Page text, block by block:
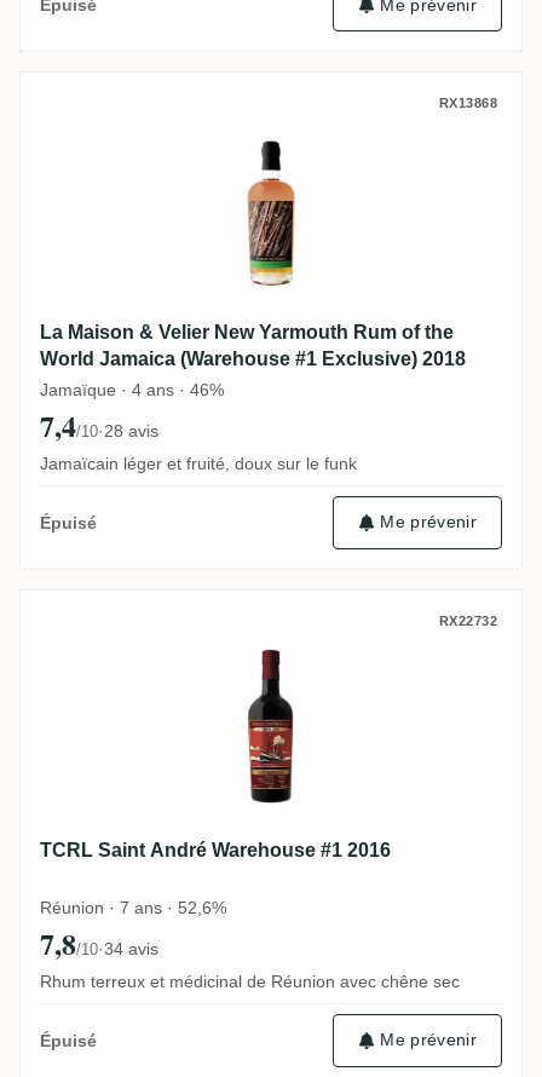
Épuisé Me prévenir
La Maison & Velier New Yarmouth Rum
RX13868
La Maison & Velier New Yarmouth Rum of the
World Jamaica (Warehouse #1 Exclusive) 2018
Jamaïque · 4 ans · 46%
7,4/10·28 avis
Jamaïcain léger et fruité, doux sur le funk
Épuisé Me prévenir
TCRL Saint André Warehouse #1 2016
RX22732
TCRL Saint André Warehouse #1 2016
Réunion · 7 ans · 52,6%
7,8/10·34 avis
Rhum terreux et médicinal de Réunion avec chêne sec
Épuisé Me prévenir